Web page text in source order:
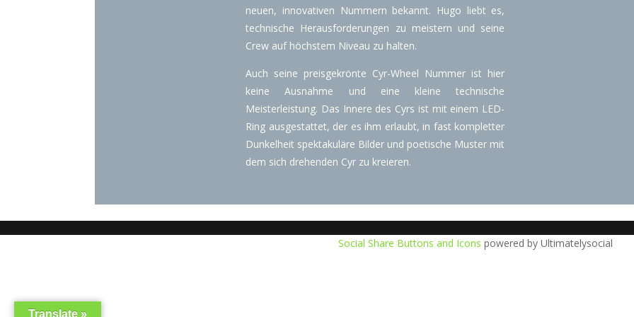
neuen, innovativen Nummern bekannt. Hugo liebt es,
technische Herausforderungen zu meistern und seine
Crew auf höchstem Niveau zu halten.
Auch seine preisgekrönte Cyr-Wheel Nummer ist hier
keine Ausnahme und eine kleine technische
Meisterleistung. Das Innere des Cyrs ist mit einem LED-
Ring ausgestattet, der es ihm erlaubt, in fast kompletter
Dunkelheit spektakuläre Bilder und poetische Muster mit
dem sich drehenden Cyr zu kreieren.
Translate »
Social Share Buttons and Icons powered by Ultimatelysocial